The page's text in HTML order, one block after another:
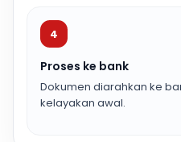
4
Proses ke bank
Dokumen diarahkan ke
kelayakan awal.